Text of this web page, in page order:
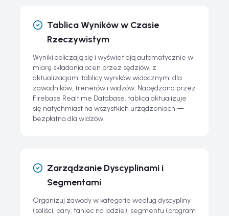
Tablica Wyników w Czasie
Rzeczywistym
Wyniki obliczają się i wyświetlają automatycznie w
miarę składania ocen przez sędziów, z
aktualizacjami tablicy wyników widocznymi dla
zawodników, trenerów i widzów. Napędzana przez
Firebase Realtime Database, tablica aktualizuje
się natychmiast na wszystkich urządzeniach —
bezpłatna dla widzów.
Zarządzanie Dyscyplinami i
Segmentami
Organizuj zawody w kategorie według dyscypliny
(soliści, pary, taniec na lodzie), segmentu (program